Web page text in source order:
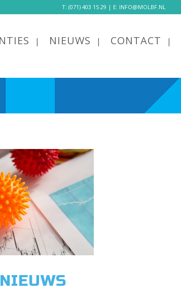
T: (071) 403 15 29 | E: INFO@MOLBF.NL
NIEUWS CONTACT